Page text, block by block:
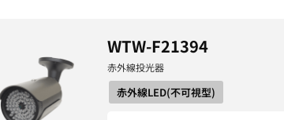
WTW-F21394
赤外線投光器
赤外線LED(不可視型)